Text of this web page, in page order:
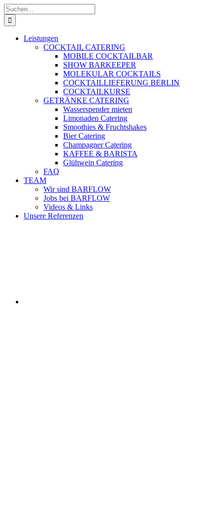
Zum
Inhalt
springen
Suche
nach:
Leistungen
COCKTAIL CATERING
MOBILE COCKTAILBAR
SHOW BARKEEPER
MOLEKULAR COCKTAILS
COCKTAILLIEFERUNG BERLIN
COCKTAILKURSE
GETRÄNKE CATERING
Wasserspender mieten
Limonaden Catering
Smoothies & Fruchtshakes
Bier Catering
Champagner Catering
KAFFEE & BARISTA
Glühwein Catering
FAQ
TEAM
Wir sind BARFLOW
Jobs bei BARFLOW
Videos & Links
Unsere Referenzen